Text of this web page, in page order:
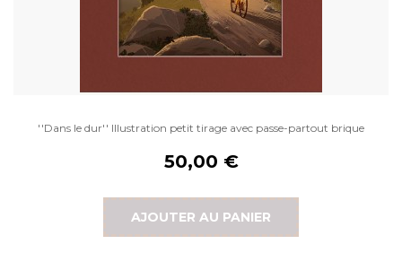
''Dans le dur'' Illustration petit tirage avec passe-partout brique
50,00 €
AJOUTER AU PANIER